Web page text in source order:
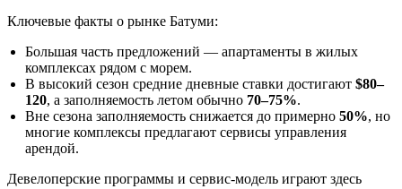
Ключевые факты о рынке Батуми:
Большая часть предложений — апартаменты в жилых
комплексах рядом с морем.
В высокий сезон средние дневные ставки достигают $80–
120, а заполняемость летом обычно 70–75%.
Вне сезона заполняемость снижается до примерно 50%, но
многие комплексы предлагают сервисы управления
арендой.
Девелоперские программы и сервис-модель играют здесь